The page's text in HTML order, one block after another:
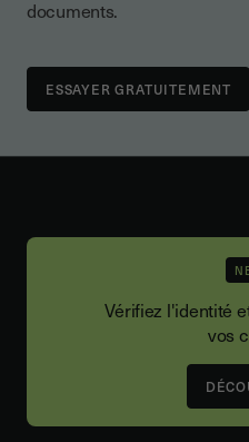
documents.
Vérifiez l'identité
vos